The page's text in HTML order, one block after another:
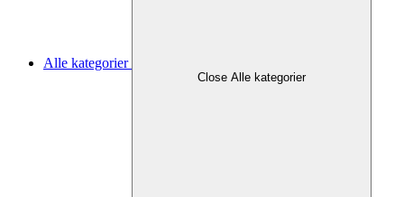
Alle kategorier
Close Alle kategorier